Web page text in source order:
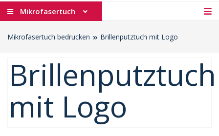
Mikrofasertuch
Mikrofasertuch bedrucken Brillenputztuch mit Logo
Brillenputztuch
mit Logo